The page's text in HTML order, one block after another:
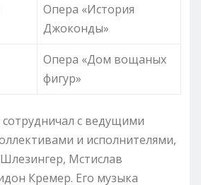
Опера «История
Джоконды»
Опера «Дом вощаных
фигур»
с ведущими
и исполнителями,
Мстислав
Кремер. Его музыка